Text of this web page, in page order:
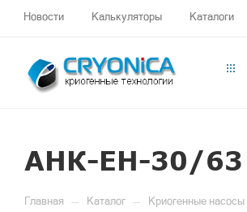
Новости Калькуляторы Каталоги
АНК-ЕН-30/63
Главная — Каталог — Криогенные насосы